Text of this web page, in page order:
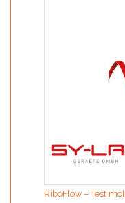
RiboFlow – Test